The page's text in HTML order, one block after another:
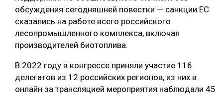
обсуждения сегодняшней повестки — санкции ЕС
сказались на работе всего российского
лесопромышленного комплекса, включая
производителей биотоплива.
В 2022 году в конгрессе приняли участие 116
делегатов из 12 российских регионов, из них в
онлайн за трансляцией мероприятия наблюдали 45